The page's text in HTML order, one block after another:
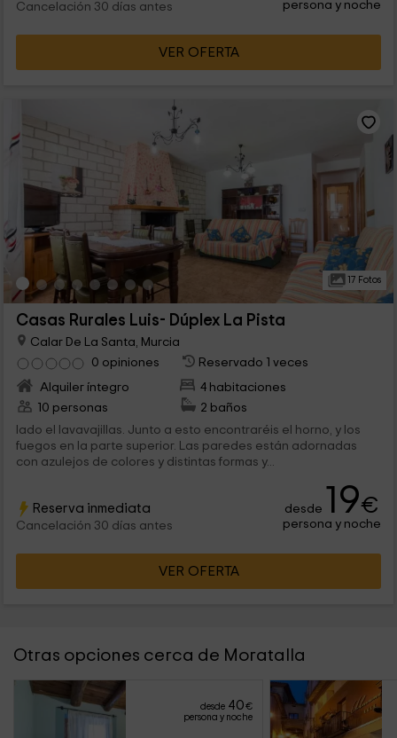
Cancelación 30 días antes persona y noche
VER OFERTA
17 Fotos
Casas Rurales Luis- Dúplex La Pista
Calar De La Santa, Murcia
0 opiniones
Reservado 1 veces
Alquiler íntegro
4 habitaciones
10 personas
2 baños
lado el lavavajillas. Junto a esto encontraréis el horno, y los
fuegos en la parte superior. Las paredes están adornadas
con azulejos de colores y distintas formas y...
Reserva inmediata
Cancelación 30 días antes
desde 19€
persona y noche
VER OFERTA
Otras opciones cerca de Moratalla
desde 40€
persona y noche